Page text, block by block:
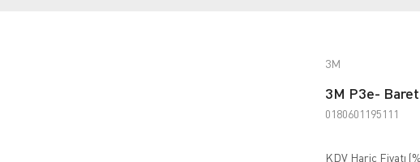
3M
3M P3e-
0180601195111
KDV Hariç Fiyatı (